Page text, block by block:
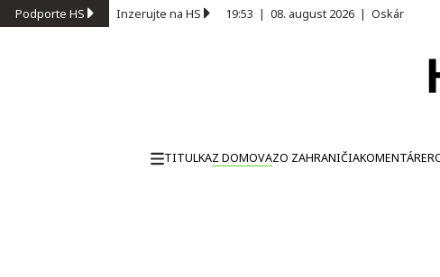
Podporte HS Inzerujte na HS 19:53 | 08. august 2026 | Oskár
TITULKAZ DOMOVAZO ZAHRANIČIAKOMENTÁRE